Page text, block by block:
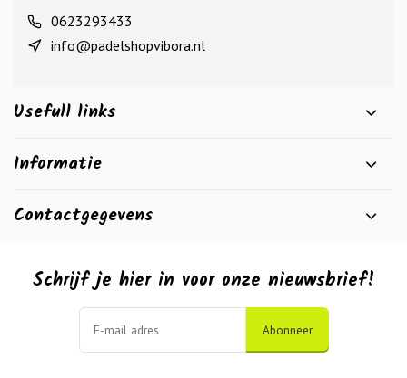
0623293433
info@padelshopvibora.nl
Usefull links
Informatie
Contactgegevens
Schrijf je hier in voor onze nieuwsbrief!
Abonneer